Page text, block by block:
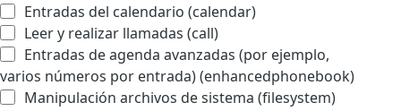
Entradas del calendario (calendar)
Leer y realizar llamadas (call)
Entradas de agenda avanzadas (por ejemplo,
varios números por entrada) (enhancedphonebook)
Manipulación archivos de sistema (filesystem)